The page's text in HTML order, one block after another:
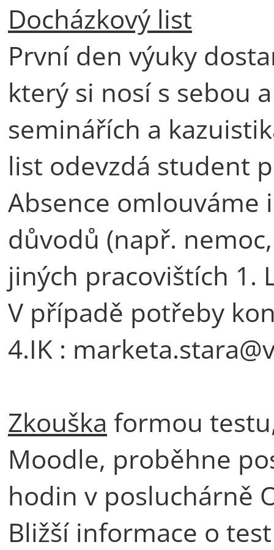
Docházkový list
První den výuky
který si nosí s sebou
seminářích a
list odevzdá student
Absence omlouváme
důvodů (např.
jiných pracovištích 1.
V případě potřeby
4.IK :
Zkouška formou
Moodle, proběhne
hodin v posluchárně
Bližší informace o